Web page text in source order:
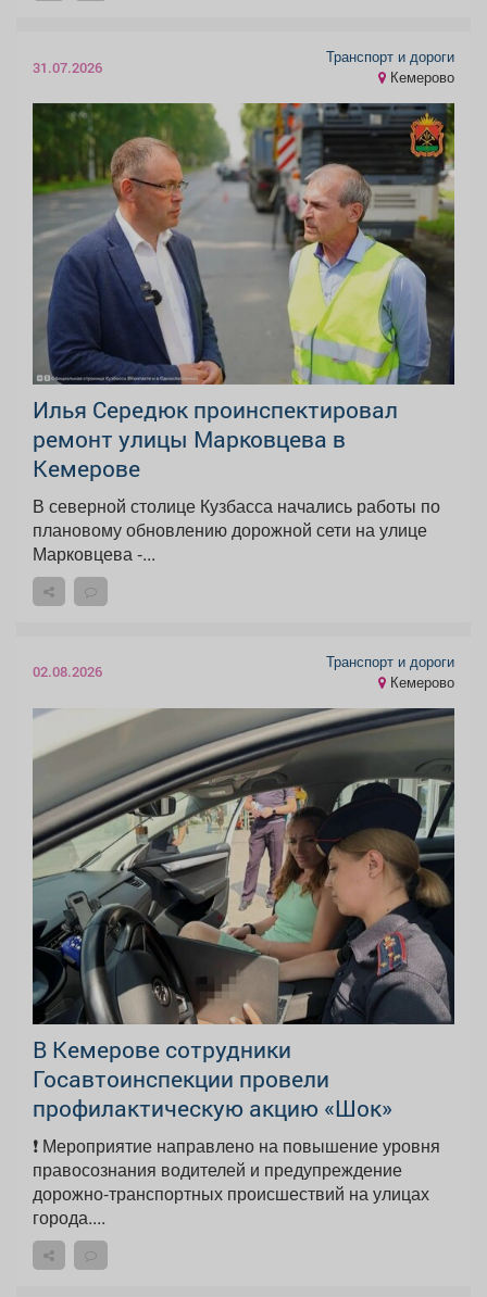
31.07.2026
Транспорт и дороги
Кемерово
Илья Середюк проинспектировал
ремонт улицы Марковцева в
Кемерове
В северной столице Кузбасса начались работы по
плановому обновлению дорожной сети на улице
Марковцева -...
02.08.2026
Транспорт и дороги
Кемерово
В Кемерове сотрудники
Госавтоинспекции провели
профилактическую акцию «Шок»
❗️ Мероприятие направлено на повышение уровня
правосознания водителей и предупреждение
дорожно-транспортных происшествий на улицах
города....